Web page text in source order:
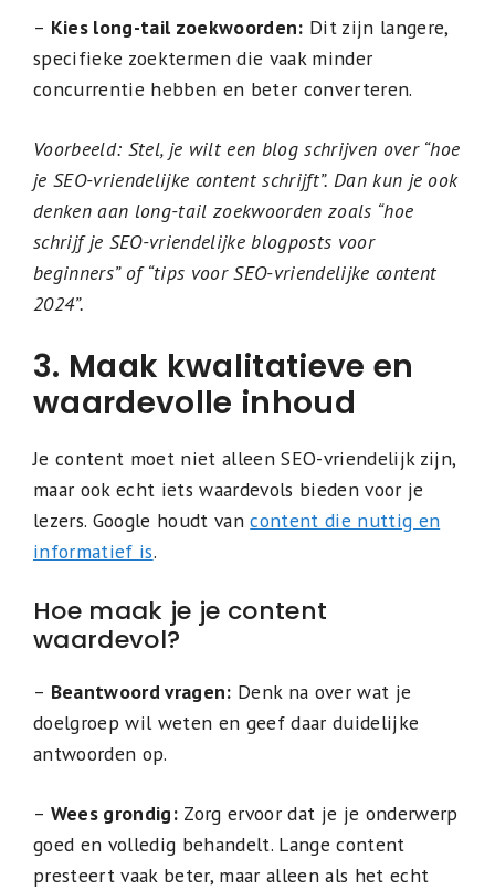
– Kies long-tail zoekwoorden: Dit zijn langere,
specifieke zoektermen die vaak minder
concurrentie hebben en beter converteren.
Voorbeeld: Stel, je wilt een blog schrijven over “hoe
je SEO-vriendelijke content schrijft”. Dan kun je ook
denken aan long-tail zoekwoorden zoals “hoe
schrijf je SEO-vriendelijke blogposts voor
beginners” of “tips voor SEO-vriendelijke content
2024”.
3. Maak kwalitatieve en
waardevolle inhoud
Je content moet niet alleen SEO-vriendelijk zijn,
maar ook echt iets waardevols bieden voor je
lezers. Google houdt vancontent die nuttig en
informatief is.
Hoe maak je je content
waardevol?
– Beantwoord vragen: Denk na over wat je
doelgroep wil weten en geef daar duidelijke
antwoorden op.
– Wees grondig:Zorg ervoor dat je je onderwerp
goed en volledig behandelt. Lange content
presteert vaak beter, maar alleen als het echt